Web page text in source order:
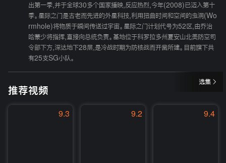
出第一季,并于全球30多个国家播映,反应热烈,今年(2008)已迈入第十
季。星际之门是古老而先进的外星科技,利用扭曲时间和空间的虫洞(Wo
rmhole)将物质于瞬间传送过宇宙。星际之门计划代号为52区,由乔治
哈蒙少将指挥,直接向总统负责。基地位于科罗拉多州夏安山北美防空司
令部下方,深达地下28层,是冷战时期为防核战而开凿所建。目前旗下共
有25支SG小队。
选集
推荐视频
9.3 9.2 9.4